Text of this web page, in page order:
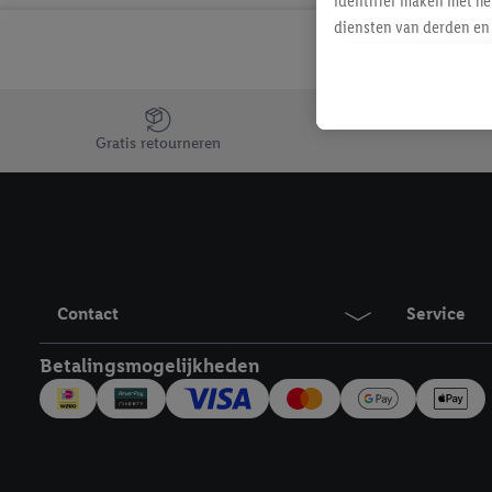
Jouw voordelen bij ons als Lidl webshop klant
Gratis retourneren
Contact Service
Betalingsmogelijkheden
diensten van derden
Als je hiervoor
eerder interesse hebt
maar het niet te
mailadres en met
Onder "Aanpassen"
Door te klikken op
technieken worden
inclusief over de
trekken, vind je in onze
over de cookies die